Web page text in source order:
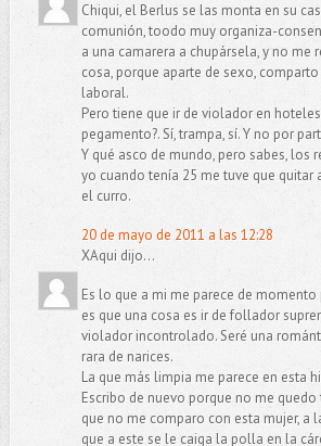
Chiqui, el Berlus se las monta en su
comunión, toodo muy organiza-
a una camarera a chupársela, y no me
cosa, porque aparte de sexo,
laboral.
Pero tiene que ir de violador en
pegamento?. Sí, trampa, sí. Y no por
Y qué asco de mundo, pero sabes, los
yo cuando tenía 25 me tuve que quitar
el curro.
20 de mayo de 2011 a las 12:28
XAqui dijo...
Es lo que a mi me parece de
es que una cosa es ir de follador
violador incontrolado. Seré una
rara de narices.
La que más limpia me parece en esta
Escribo de nuevo porque no me
que no me comparo con esta mujer, a
que a este se le caiga la polla en la